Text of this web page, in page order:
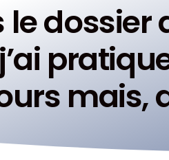
le dossier
mais,